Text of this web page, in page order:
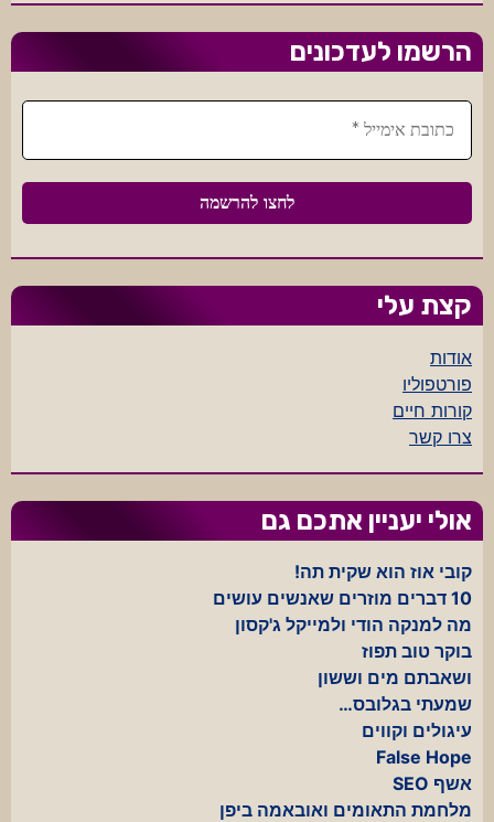
הרשמו לעדכונים
קצת עלי
אודות
פורטפוליו
קורות חיים
צרו קשר
אולי יעניין אתכם גם
קובי אוז הוא שקית תה!
10 דברים מוזרים שאנשים עושים
מה למנקה הודי ולמייקל ג'קסון
בוקר טוב תפוז
ושאבתם מים וששון
שמעתי בגלובס…
עיגולים וקווים
False Hope
אשף SEO
מלחמת התאומים ואובאמה ביפן